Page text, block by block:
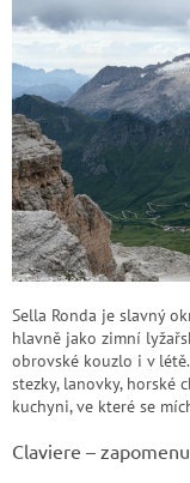
Sella Ronda je slavný
hlavně jako zimní
obrovské kouzlo i v
stezky, lanovky, horské
kuchyni, ve které se
Claviere –